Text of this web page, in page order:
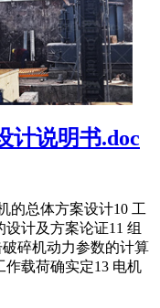
计说明书.doc
的总体方案设计10 工
计及方案论证11 组
碎机动力参数的计算
作载荷确实定13 电机